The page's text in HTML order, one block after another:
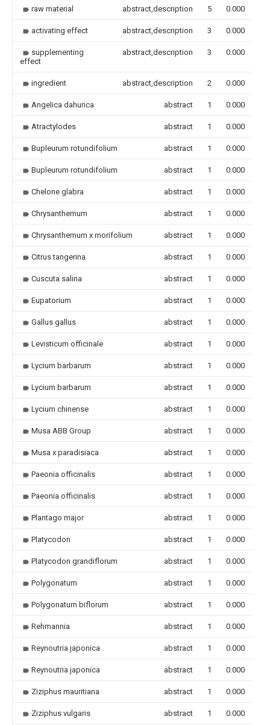
raw material abstract,description 5 0.000
activating effect abstract,description 3 0.000
supplementing
effect
abstract,description 3 0.000
ingredient abstract,description 2 0.000
Angelica dahurica abstract 1 0.000
Atractylodes abstract 1 0.000
Bupleurum rotundifolium abstract 1 0.000
Bupleurum rotundifolium abstract 1 0.000
Chelone glabra abstract 1 0.000
Chrysanthemum abstract 1 0.000
Chrysanthemum x morifolium abstract 1 0.000
Citrus tangerina abstract 1 0.000
Cuscuta salina abstract 1 0.000
Eupatorium abstract 1 0.000
Gallus gallus abstract 1 0.000
Levisticum officinale abstract 1 0.000
Lycium barbarum abstract 1 0.000
Lycium barbarum abstract 1 0.000
Lycium chinense abstract 1 0.000
Musa ABB Group abstract 1 0.000
Musa x paradisiaca abstract 1 0.000
Paeonia officinalis abstract 1 0.000
Paeonia officinalis abstract 1 0.000
Plantago major abstract 1 0.000
Platycodon abstract 1 0.000
Platycodon grandiflorum abstract 1 0.000
Polygonatum abstract 1 0.000
Polygonatum biflorum abstract 1 0.000
Rehmannia abstract 1 0.000
Reynoutria japonica abstract 1 0.000
Reynoutria japonica abstract 1 0.000
Ziziphus mauritiana abstract 1 0.000
Ziziphus vulgaris abstract 1 0.000